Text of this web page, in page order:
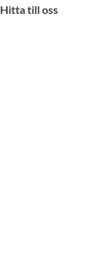
Hitta till oss